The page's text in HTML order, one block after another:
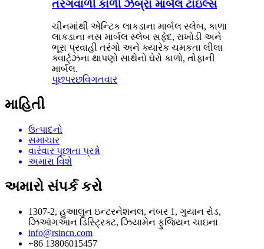
તરંગવાળી કાળી ઝેબ્રા માર્બલ ટાઇલ્સ
ચીનમાંથી એન્ટિક લાકડાના માર્બલ સ્લેબ, કાળા
લાકડાના નસ માર્બલ સ્લેબ સફેદ, રાખોડી અને
ભૂરા પ્રવાહી તરંગો અને ક્યારેક ચમકતા લીલા
ક્વાર્ટ્ઝના થાપણો સાથેનો ઘેરો કાળો, તોફાની
માર્બલ.
પૂછપરછવિગતવાર
માહિતી
ઉત્પાદનો
સમાચાર
વારંવાર પૂછાતા પ્રશ્નો
અમારા વિશે
અમારો સંપર્ક કરો
1307-2, હુઆલુન ઇન્ટરનેશનલ, નંબર 1, ગુયાન રોડ,
ઝિઆંગઆન ડિસ્ટ્રિક્ટ, ઝિયામેન ફુજિયન ચાઇના
info@rsincn.com
+86 13806015457